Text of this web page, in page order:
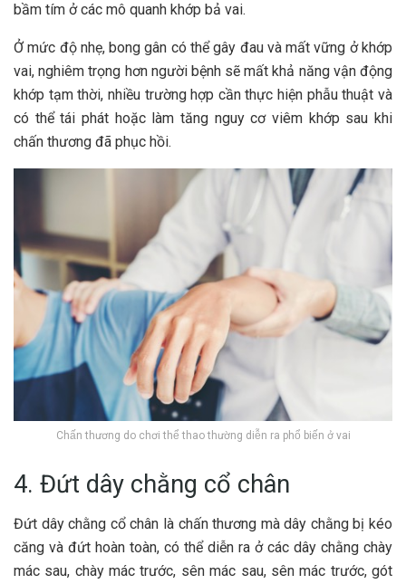
bầm tím ở các mô quanh khớp bả vai.
Ở mức độ nhẹ, bong gân có thể gây đau và mất vững ở khớp
vai, nghiêm trọng hơn người bệnh sẽ mất khả năng vận động
khớp tạm thời, nhiều trường hợp cần thực hiện phẫu thuật và
có thể tái phát hoặc làm tăng nguy cơ viêm khớp sau khi
chấn thương đã phục hồi.
Chấn thương do chơi thể thao thường diễn ra phổ biến ở vai
4. Đứt dây chằng cổ chân
Đứt dây chằng cổ chân là chấn thương mà dây chằng bị kéo
căng và đứt hoàn toàn, có thể diễn ra ở các dây chằng chày
mác sau, chày mác trước, sên mác sau, sên mác trước, gót